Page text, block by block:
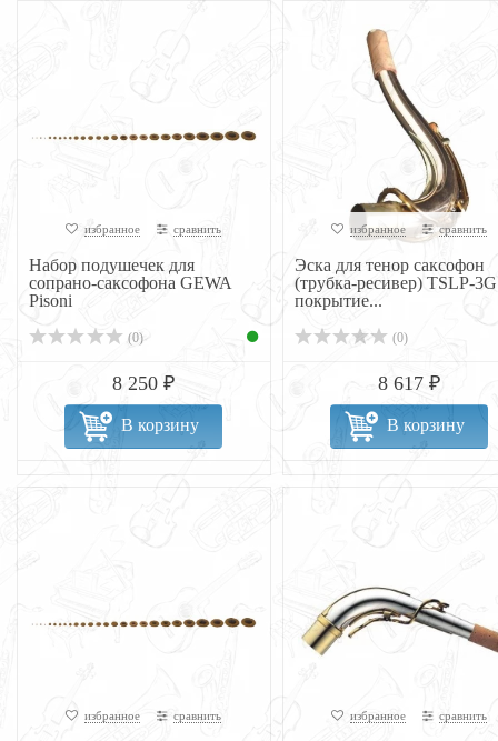
избранное сравнить
Набор подушечек для
сопрано-саксофона GEWA
Pisoni
(0)
8 250 ₽
В корзину
избранное сравнить
Эска для тенор саксофон
(трубка-ресивер) TSLP-3G
покрытие...
(0)
8 617 ₽
В корзину
избранное сравнить избранное сравнить